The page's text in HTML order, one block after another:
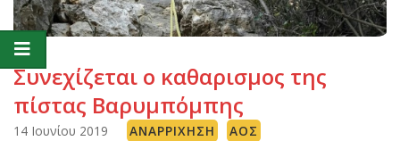
Συνεχίζεται ο καθαρισμος της
πίστας Βαρυμπόμπης
14 Ιουνίου 2019 ΑΝΑΡΡΊΧΗΣΗ
ΑΟΣ